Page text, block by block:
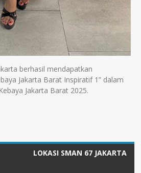
berhasil mendapatkan
Jakarta Barat Inspiratif 1” dalam
Jakarta Barat 2025.
LOKASI SMAN 67 JAKARTA